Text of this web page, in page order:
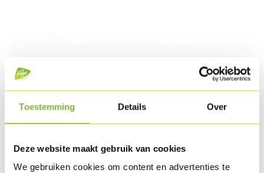
Toestemming Details Over
Deze website maakt gebruik van cookies
We gebruiken cookies om content en advertenties te